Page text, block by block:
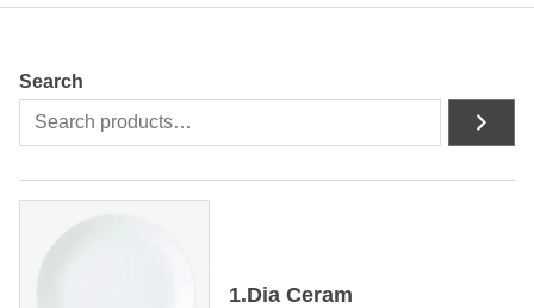
Search
1.Dia Ceram